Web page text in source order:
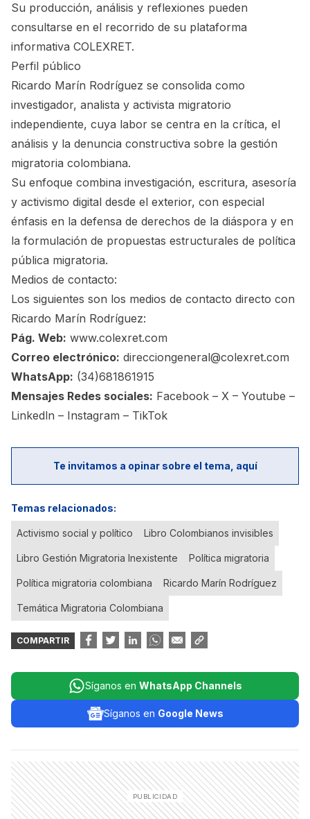
Su producción, análisis y reflexiones pueden
consultarse en el recorrido de su plataforma
informativa COLEXRET.
Perfil público
Ricardo Marín Rodríguez se consolida como
investigador, analista y activista migratorio
independiente, cuya labor se centra en la crítica, el
análisis y la denuncia constructiva sobre la gestión
migratoria colombiana.
Su enfoque combina investigación, escritura, asesoría
y activismo digital desde el exterior, con especial
énfasis en la defensa de derechos de la diáspora y en
la formulación de propuestas estructurales de política
pública migratoria.
Medios de contacto:
Los siguientes son los medios de contacto directo con
Ricardo Marín Rodríguez:
Pág. Web: www.colexret.com
Correo electrónico: direcciongeneral@colexret.com
WhatsApp: (34)681861915
Mensajes Redes sociales: Facebook – X – Youtube –
Linkedln – Instagram – TikTok
Te invitamos a opinar sobre el tema, aquí
Temas relacionados:
Activismo social y político Libro Colombianos invisibles
Libro Gestión Migratoria Inexistente Política migratoria
Política migratoria colombiana Ricardo Marín Rodríguez
Temática Migratoria Colombiana
COMPARTIR
Síganos en WhatsApp Channels
Síganos en Google News